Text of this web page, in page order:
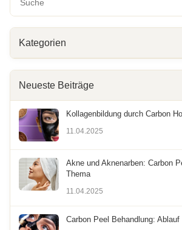
Kategorien
Neueste Beiträge
Kollagenbildung durch Carbon
11.04.2025
Akne und Aknenarben: Carbon
Thema
11.04.2025
Carbon Peel Behandlung: